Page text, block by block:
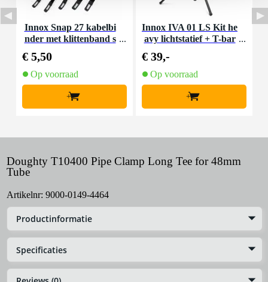
Innox Snap 27 kabelbi
nder met klittenband s
€ 5,50
Op voorraad
+
Innox IVA 01 LS Kit he
avy lichtstatief + T-bar
€ 39,-
Op voorraad
+
Doughty T10400 Pipe Clamp Long Tee for 48mm
Tube
Artikelnr: 9000-0149-4464
Productinformatie
Specificaties